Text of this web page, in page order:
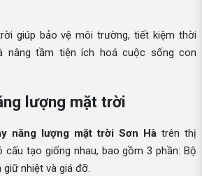
giúp bảo vệ môi trường, tiết kiệm thời
nâng tầm tiện ích hoá cuộc sống con
lượng mặt trời
năng lượng mặt trời Sơn Hà trên thị
cấu tạo giống nhau, bao gồm 3 phần: Bộ
nhiệt và giá đỡ.